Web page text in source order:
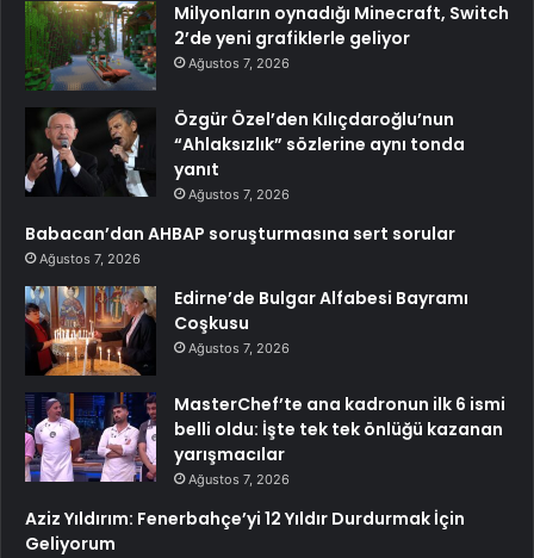
Milyonların oynadığı Minecraft, Switch
2’de yeni grafiklerle geliyor
Ağustos 7, 2026
Özgür Özel’den Kılıçdaroğlu’nun
“Ahlaksızlık” sözlerine aynı tonda
yanıt
Ağustos 7, 2026
Babacan’dan AHBAP soruşturmasına sert sorular
Ağustos 7, 2026
Edirne’de Bulgar Alfabesi Bayramı
Coşkusu
Ağustos 7, 2026
MasterChef’te ana kadronun ilk 6 ismi
belli oldu: İşte tek tek önlüğü kazanan
yarışmacılar
Ağustos 7, 2026
Aziz Yıldırım: Fenerbahçe’yi 12 Yıldır Durdurmak İçin
Geliyorum